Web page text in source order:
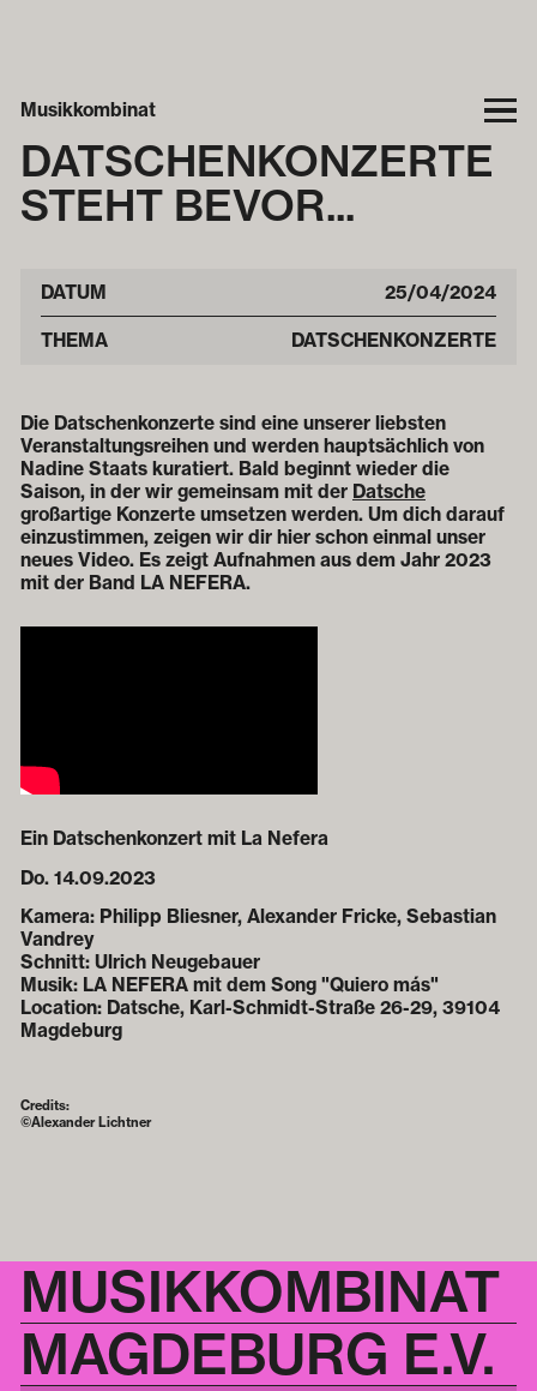
Musikkombinat
SAISONSTART
DATSCHEN­KONZERTE
STEHT BEVOR...
DATUM 25/04/2024
THEMA DATSCHENKONZERTE
Die Datschenkonzerte sind eine unserer liebsten
Veranstaltungsreihen und werden hauptsächlich von
Nadine Staats kuratiert. Bald beginnt wieder die
Saison, in der wir gemeinsam mit der Datsche
großartige Konzerte umsetzen werden. Um dich darauf
einzustimmen, zeigen wir dir hier schon einmal unser
neues Video. Es zeigt Aufnahmen aus dem Jahr 2023
mit der Band LA NEFERA.
Ein Datschenkonzert mit La Nefera
Do. 14.09.2023
Kamera: Philipp Bliesner, Alexander Fricke, Sebastian
Vandrey
Schnitt: Ulrich Neugebauer
Musik: LA NEFERA mit dem Song "Quiero más"
Location: Datsche, Karl-Schmidt-Straße 26-29, 39104
Magdeburg
Credits:
©Alexander Lichtner
MUSIKKOMBINAT
MAGDEBURG E.V.